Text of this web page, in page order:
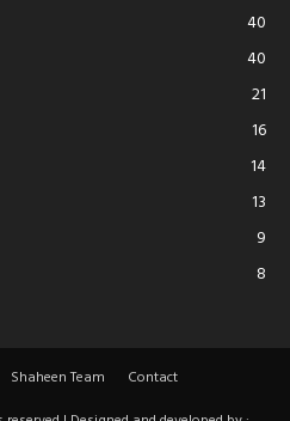
40
40
21
16
14
13
9
8
Shaheen Team
Contact